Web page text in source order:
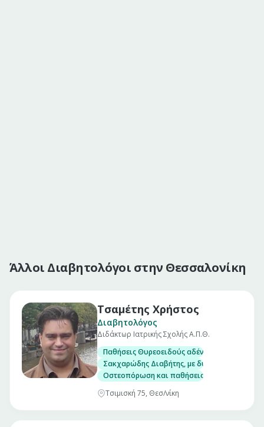
Άλλοι Διαβητολόγοι στην Θεσσαλονίκη
Τσαμέτης Χρήστος
Διαβητολόγος
Διδάκτωρ Ιατρικής Σχολής Α.Π.Θ.
Παθήσεις Θυρεοειδούς αδένα, με
Σακχαρώδης Διαβήτης, με δυνατότητα
Οστεοπόρωση και παθήσεις μεταβολισμού
Τσιμισκή 75, Θεσ/νίκη